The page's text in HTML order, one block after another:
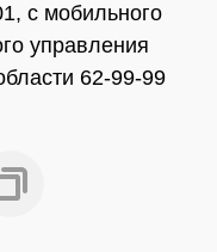
с мобильного
управления
62-99-99